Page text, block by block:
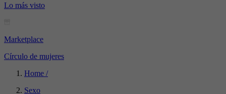
Lo más visto
Marketplace
Círculo de mujeres
Home /
Sexo